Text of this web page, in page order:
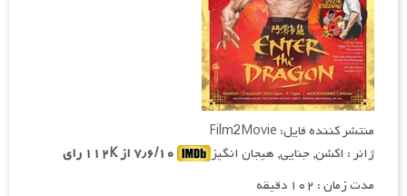
منتشر کننده فایل: Film2Movie
ژانر : اکشن, جنایی, هیجان انگیز
مدت زمان : ۱۰۲ دقیقه